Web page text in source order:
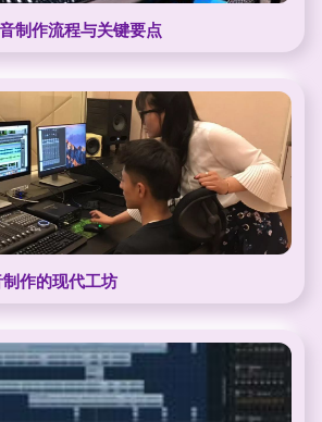
制作流程与关键要点
作的现代工坊